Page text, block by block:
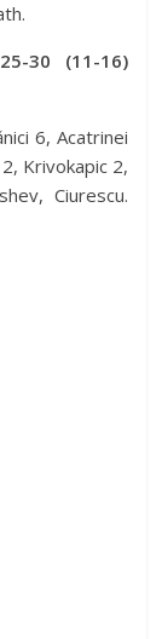
30 (11-16)
6, Acatrinei
Krivokapic 2,
Ciurescu.